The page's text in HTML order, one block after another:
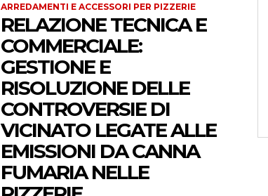
ARREDAMENTI E ACCESSORI PER PIZZERIE
RELAZIONE TECNICA E
COMMERCIALE:
GESTIONE E
RISOLUZIONE DELLE
CONTROVERSIE DI
VICINATO LEGATE ALLE
EMISSIONI DA CANNA
FUMARIA NELLE